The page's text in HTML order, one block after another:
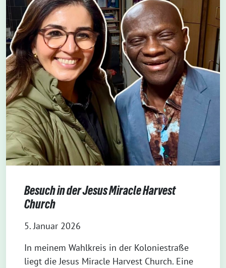
Besuch in der Jesus Miracle Harvest
Church
5. Januar 2026
In meinem Wahlkreis in der Koloniestraße
liegt die Jesus Miracle Harvest Church. Eine